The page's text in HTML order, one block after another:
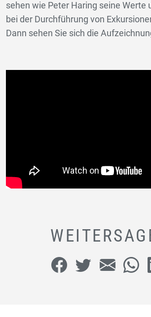
sehen wie Peter Haring seine Werte
bei der Durchführung von
Dann sehen Sie sich die